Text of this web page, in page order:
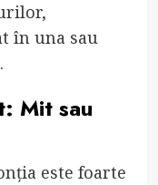
în una sau
Mit sau
este foarte